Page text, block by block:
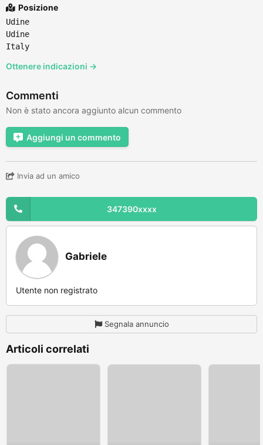
Posizione
Udine
Udine
Italy
Ottenere indicazioni →
Commenti
Non è stato ancora aggiunto alcun commento
Aggiungi un commento
Invia ad un amico
347390xxxx
Gabriele
Utente non registrato
Segnala annuncio
Articoli correlati